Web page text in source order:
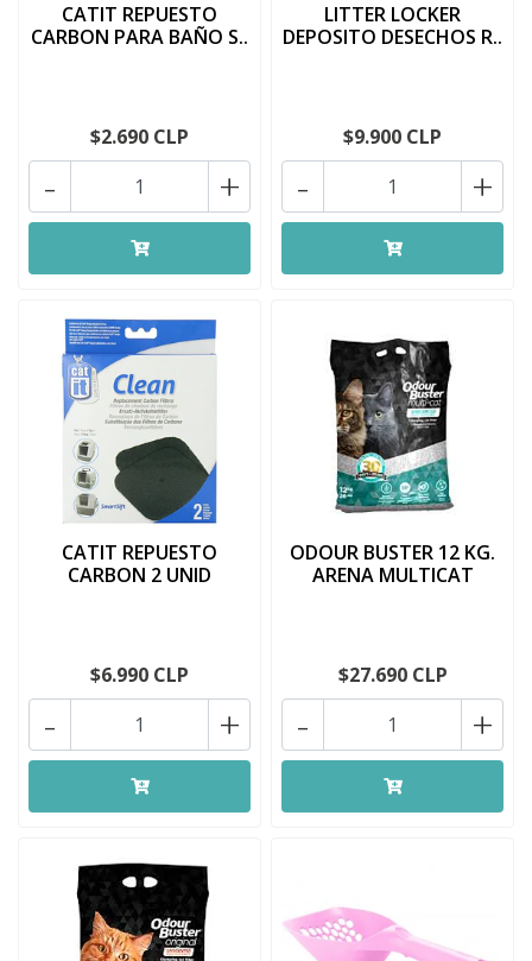
CATIT REPUESTO
CARBON PARA BAÑO S..
$2.690 CLP
+
-
LITTER LOCKER
DEPOSITO DESECHOS R..
$9.900 CLP
+
-
CATIT REPUESTO
CARBON 2 UNID
$6.990 CLP
+
-
ODOUR BUSTER 12 KG.
ARENA MULTICAT
$27.690 CLP
+
-